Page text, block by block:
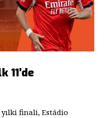
yılki finali, Estádio